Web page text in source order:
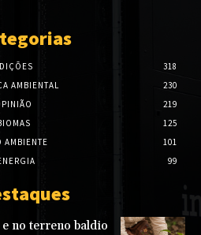
318
AMBIENTAL
230
219
125
AMBIENTE
101
99
e no terreno baldio